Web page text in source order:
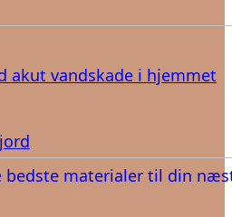
akut vandskade i hjemmet